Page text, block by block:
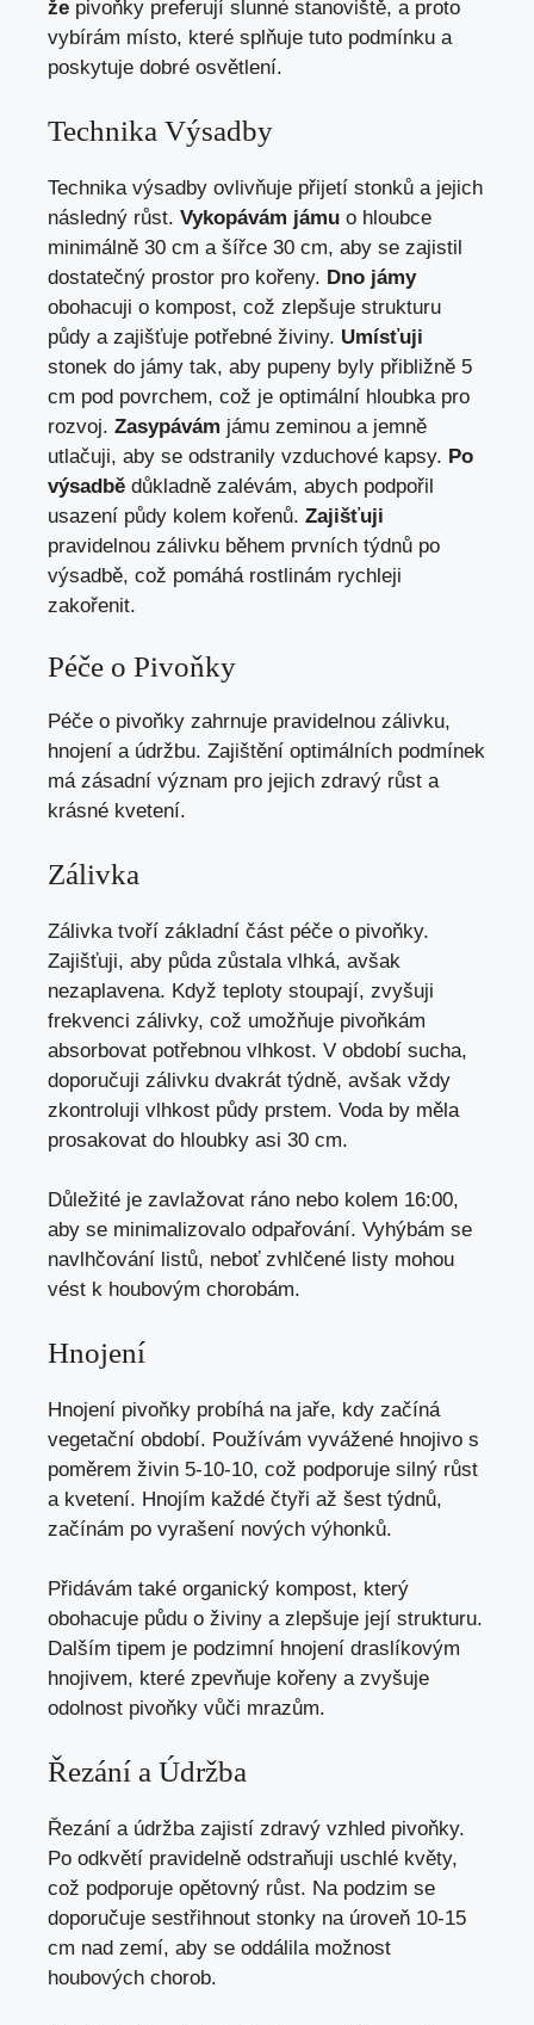
že pivoňky preferují slunné stanoviště, a proto
vybírám místo, které splňuje tuto podmínku a
poskytuje dobré osvětlení.
Technika Výsadby
Technika výsadby ovlivňuje přijetí stonků a jejich
následný růst. Vykopávám jámu o hloubce
minimálně 30 cm a šířce 30 cm, aby se zajistil
dostatečný prostor pro kořeny. Dno jámy
obohacuji o kompost, což zlepšuje strukturu
půdy a zajišťuje potřebné živiny. Umísťuji
stonek do jámy tak, aby pupeny byly přibližně 5
cm pod povrchem, což je optimální hloubka pro
rozvoj. Zasypávám jámu zeminou a jemně
utlačuji, aby se odstranily vzduchové kapsy. Po
výsadbě důkladně zalévám, abych podpořil
usazení půdy kolem kořenů. Zajišťuji
pravidelnou zálivku během prvních týdnů po
výsadbě, což pomáhá rostlinám rychleji
zakořenit.
Péče o Pivoňky
Péče o pivoňky zahrnuje pravidelnou zálivku,
hnojení a údržbu. Zajištění optimálních podmínek
má zásadní význam pro jejich zdravý růst a
krásné kvetení.
Zálivka
Zálivka tvoří základní část péče o pivoňky.
Zajišťuji, aby půda zůstala vlhká, avšak
nezaplavena. Když teploty stoupají, zvyšuji
frekvenci zálivky, což umožňuje pivoňkám
absorbovat potřebnou vlhkost. V období sucha,
doporučuji zálivku dvakrát týdně, avšak vždy
zkontroluji vlhkost půdy prstem. Voda by měla
prosakovat do hloubky asi 30 cm.
Důležité je zavlažovat ráno nebo kolem 16:00,
aby se minimalizovalo odpařování. Vyhýbám se
navlhčování listů, neboť zvhlčené listy mohou
vést k houbovým chorobám.
Hnojení
Hnojení pivoňky probíhá na jaře, kdy začíná
vegetační období. Používám vyvážené hnojivo s
poměrem živin 5-10-10, což podporuje silný růst
a kvetení. Hnojím každé čtyři až šest týdnů,
začínám po vyrašení nových výhonků.
Přidávám také organický kompost, který
obohacuje půdu o živiny a zlepšuje její strukturu.
Dalším tipem je podzimní hnojení draslíkovým
hnojivem, které zpevňuje kořeny a zvyšuje
odolnost pivoňky vůči mrazům.
Řezání a Údržba
Řezání a údržba zajistí zdravý vzhled pivoňky.
Po odkvětí pravidelně odstraňuji uschlé květy,
což podporuje opětovný růst. Na podzim se
doporučuje sestřihnout stonky na úroveň 10-15
cm nad zemí, aby se oddálila možnost
houbových chorob.